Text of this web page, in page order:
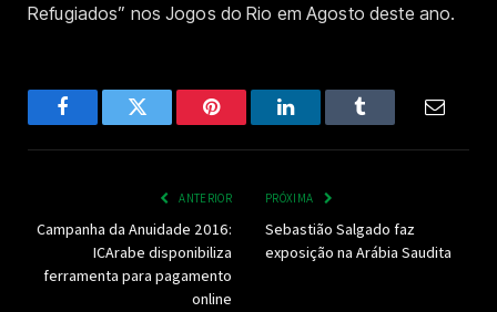
Refugiados” nos Jogos do Rio em Agosto deste ano.
FacebookTwitter Pinterest LinkedInTumblr
ANTERIOR
Campanha da Anuidade 2016:
ICArabe disponibiliza
ferramenta para pagamento
online
PRÓXIMA
Sebastião Salgado faz
exposição na Arábia Saudita